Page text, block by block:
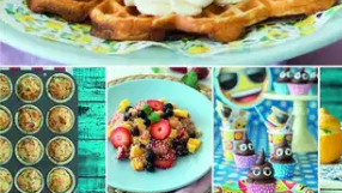
Värikkäät ja maistuvat ruoat ja leivonnaiset
ihastumaan. Kirja on täydellinen lahja
sekä tietysti tuleville vanhemmille. Kirjan
yhdessä.
Näytä lisää tuotekuvausta